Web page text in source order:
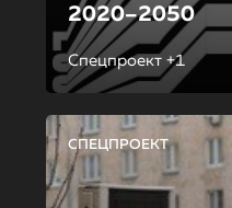
2020–2050
Спецпроект +1
СПЕЦПРОЕКТ